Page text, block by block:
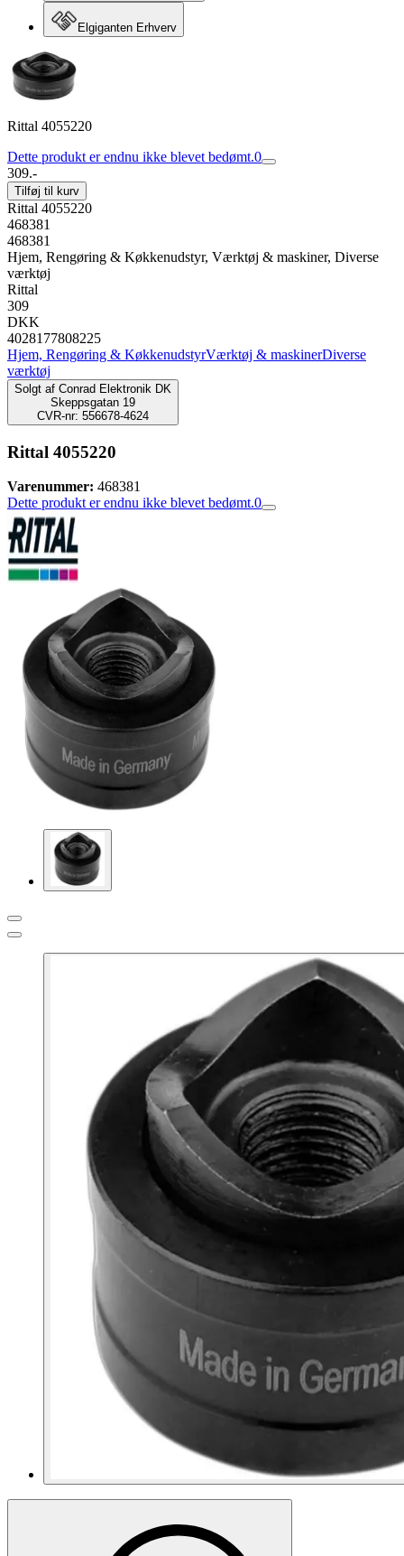
Elgiganten Erhverv
Rittal 4055220
Dette produkt er endnu ikke blevet bedømt.0
309.-
Tilføj til kurv
Rittal 4055220
468381
468381
Hjem, Rengøring & Køkkenudstyr, Værktøj & maskiner, Diverse
værktøj
Rittal
309
DKK
4028177808225
Hjem, Rengøring & KøkkenudstyrVærktøj & maskinerDiverse
værktøj
Solgt af Conrad Elektronik DK
Skeppsgatan 19
CVR-nr: 556678-4624
Rittal 4055220
Varenummer: 468381
Dette produkt er endnu ikke blevet bedømt.0